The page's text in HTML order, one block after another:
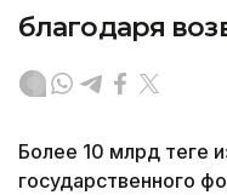
благодаря
Более 10 млрд теңге
государственного